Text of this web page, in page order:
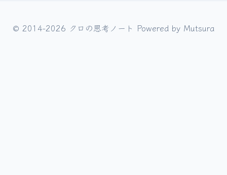
© 2014-2026 クロの思考ノート Powered by Mutsura